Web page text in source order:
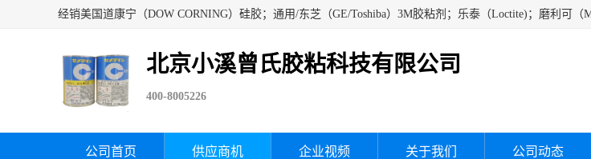
北京小溪曾氏胶粘科技有限公司
400-8005226
公司首页 供应商机 企业视频 关于我们 公司动态